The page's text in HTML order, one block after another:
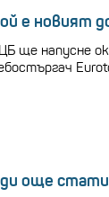
е новият
ще напусне
още